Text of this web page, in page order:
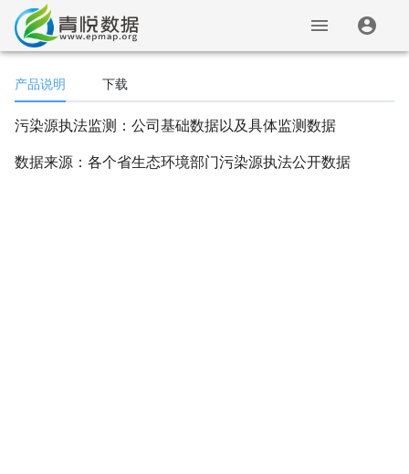
产品说明 下载
污染源执法监测：公司基础数据以及具体监测数据
数据来源：各个省生态环境部门污染源执法公开数据